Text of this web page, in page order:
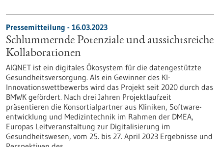
Pressemitteilung - 16.03.2023
Schlummernde Potenziale und aussichtsreiche
Kollaborationen
AIQNET ist ein digitales Ökosystem für die datengestützte
Gesundheitsversorgung. Als ein Gewinner des KI-
Innovationswettbewerbs wird das Projekt seit 2020 durch das
BMWK gefördert. Nach drei Jahren Projektlaufzeit
präsentieren die Konsortialpartner aus Kliniken, Software-
entwicklung und Medizintechnik im Rahmen der DMEA,
Europas Leitveranstaltung zur Digitalisierung im
Gesundheitswesen, vom 25. bis 27. April 2023 Ergebnisse und